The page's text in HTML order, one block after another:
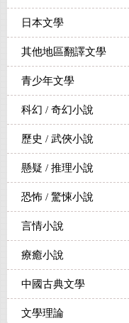
日本文學
其他地區翻譯文學
青少年文學
科幻 / 奇幻小說
歷史 / 武俠小說
懸疑 / 推理小說
恐怖 / 驚悚小說
言情小說
療癒小說
中國古典文學
文學理論